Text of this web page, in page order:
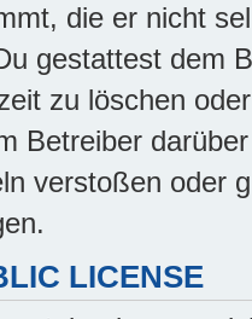
die er nicht
gestattest dem
zu löschen
Betreiber
verstoßen oder
LICENSE